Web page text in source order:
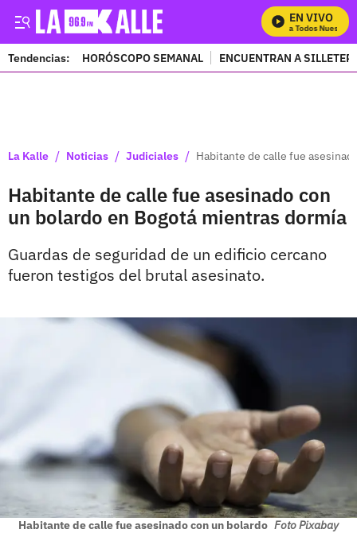
EN VIVO
Mira Todos Nuestros
Tendencias: HORÓSCOPO SEMANAL ENCUENTRAN A
La Kalle / Noticias / Judiciales / Habitante de calle fue
Habitante de calle fue asesinado con
un bolardo en Bogotá mientras dormía
Guardas de seguridad de un edificio cercano
fueron testigos del brutal asesinato.
Habitante de calle fue asesinado con un bolardo Foto Pixabay